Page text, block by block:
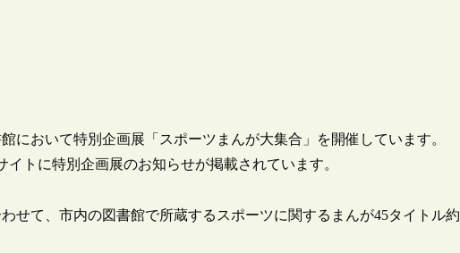
において特別企画展「スポーツまんが大集合」を開催しています。
トに特別企画展のお知らせが掲載されています。
せて、市内の図書館で所蔵するスポーツに関するまんが45タイトル約